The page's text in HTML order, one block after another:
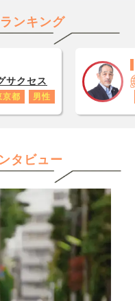
が1
です
あり
ロで
だけ
ます
きる
か、
専門
で
わな
人気
ていま
る方に
にな
どれ
ンキング
サクセス
京都 男性
タビュー